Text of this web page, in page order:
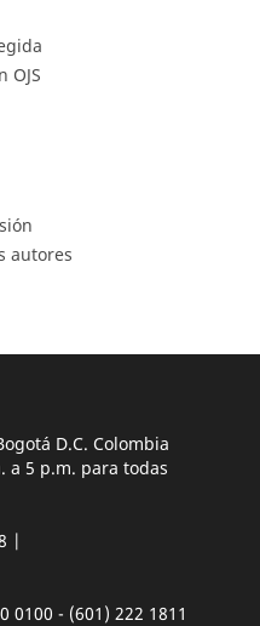
OJS
autores
D.C. Colombia
a 5 p.m. para todas
|
0100 - (601) 222 1811